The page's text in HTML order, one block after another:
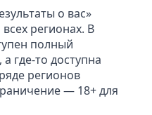
о вас»
регионах. В
полный
где-то доступна
регионов
— 18+ для